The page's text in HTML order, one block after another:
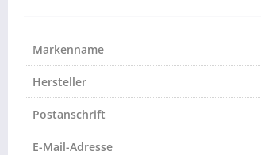
Markenname
Hersteller
Postanschrift
E-Mail-Adresse